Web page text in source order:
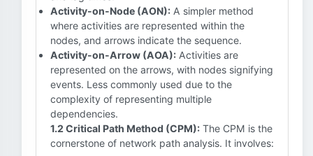
Activity-on-Node (AON): A simpler method
where activities are represented within the
nodes, and arrows indicate the sequence.
Activity-on-Arrow (AOA): Activities are
represented on the arrows, with nodes signifying
events. Less commonly used due to the
complexity of representing multiple
dependencies.
1.2 Critical Path Method (CPM): The CPM is the
cornerstone of network path analysis. It involves: